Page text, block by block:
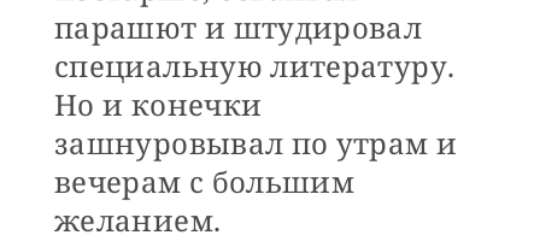
парашют и штудировал
специальную литературу.
Но и конечки
зашнуровывал по утрам и
вечерам с большим
желанием.